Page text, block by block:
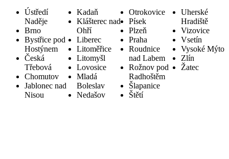
Ústředí
Naděje
Brno
Bystřice pod
Hostýnem
Česká
Třebová
Chomutov
Jablonec nad
Nisou
Kadaň
Klášterec nad
Ohří
Liberec
Litoměřice
Litomyšl
Lovosice
Mladá
Boleslav
Nedašov
Otrokovice
Písek
Plzeň
Praha
Roudnice
nad Labem
Rožnov pod
Radhoštěm
Šlapanice
Štětí
Uherské
Hradiště
Vizovice
Vsetín
Vysoké Mýto
Zlín
Žatec